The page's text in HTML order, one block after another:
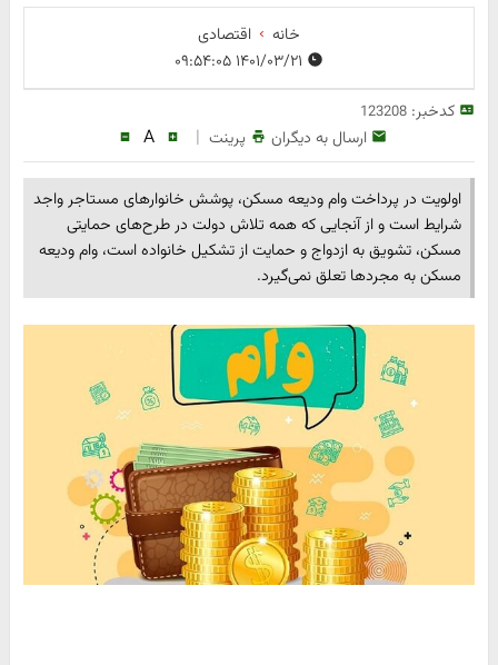
خانه
اقتصادی
کدخبر:123208
ارسال به دیگران پرینت |
A
اولویت در پرداخت وام ودیعه مسکن، پوشش خانوارهای مستاجر واجد
شرایط است و از آنجایی که همه تلاش دولت در طرح‌های حمایتی
مسکن، تشویق به ازدواج و حمایت از تشکیل خانواده است، وام ودیعه
مسکن به مجردها تعلق نمی‌گیرد.